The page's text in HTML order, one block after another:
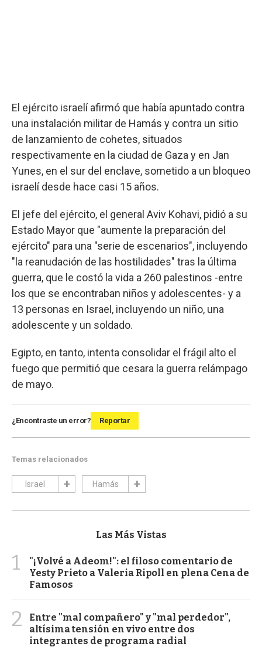
El ejército israelí afirmó que había apuntado contra
una instalación militar de Hamás y contra un sitio
de lanzamiento de cohetes, situados
respectivamente en la ciudad de Gaza y en Jan
Yunes, en el sur del enclave, sometido a un bloqueo
israelí desde hace casi 15 años.
El jefe del ejército, el general Aviv Kohavi, pidió a su
Estado Mayor que "aumente la preparación del
ejército" para una "serie de escenarios", incluyendo
"la reanudación de las hostilidades" tras la última
guerra, que le costó la vida a 260 palestinos -entre
los que se encontraban niños y adolescentes- y a
13 personas en Israel, incluyendo un niño, una
adolescente y un soldado.
Egipto, en tanto, intenta consolidar el frágil alto el
fuego que permitió que cesara la guerra relámpago
de mayo.
¿Encontraste un error? Reportar
Temas relacionados
Israel Hamás
Las Más Vistas
1
"¡Volvé a Adeom!": el filoso comentario de
Yesty Prieto a Valeria Ripoll en plena Cena de
Famosos
2
Entre "mal compañero" y "mal perdedor",
altísima tensión en vivo entre dos
integrantes de programa radial